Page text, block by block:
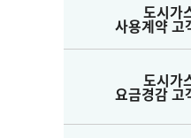
도시가
사용계약 고
도시가
요금경감 고